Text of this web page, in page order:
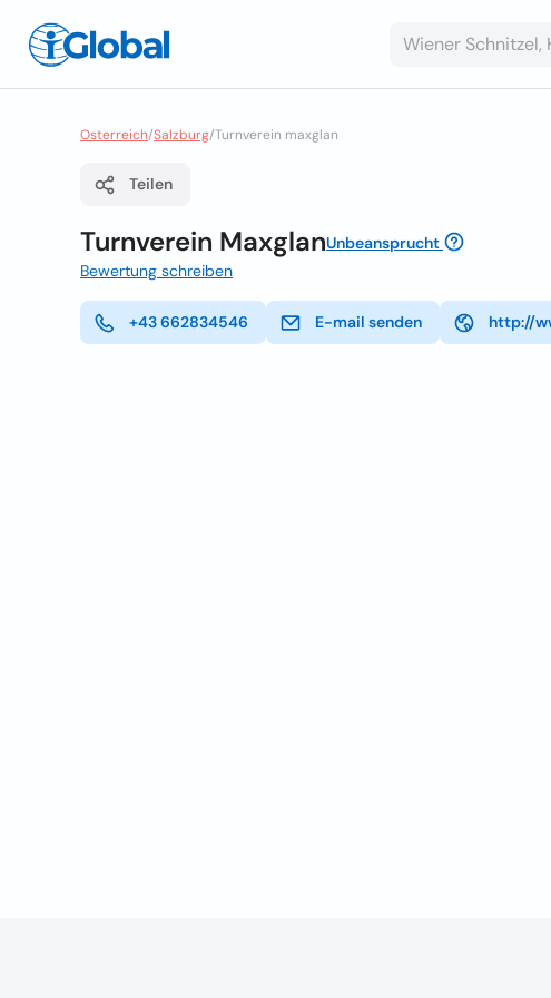
Osterreich/Salzburg/Turnverein maxglan
Teilen
Turnverein MaxglanUnbeansprucht
Bewertung schreiben
+43 662834546 E-mail senden http://